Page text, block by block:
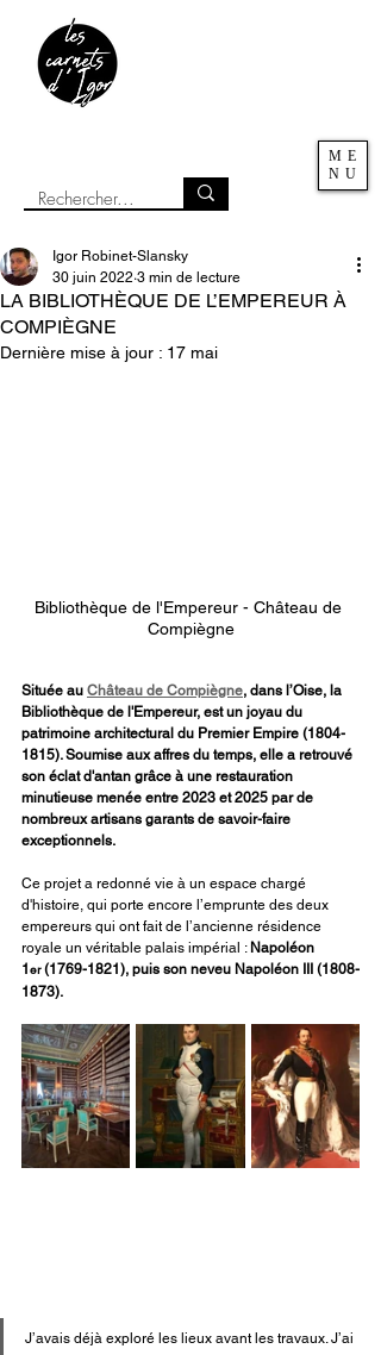
ME
NU
LA BIBLIOTHÈQUE DE L’EMPEREUR À
COMPIÈGNE
Igor Robinet-Slansky
30 juin 2022 3 min de lecture
Dernière mise à jour : 17 mai
Bibliothèque de l'Empereur - Château de
Compiègne
Située au Château de Compiègne, dans l’Oise, la
Bibliothèque de l'Empereur, est un joyau du
patrimoine architectural du Premier Empire (1804-
1815). Soumise aux affres du temps, elle a retrouvé
son éclat d'antan grâce à une restauration
minutieuse menée entre 2023 et 2025 par de
nombreux artisans garants de savoir-faire
exceptionnels.
Ce projet a redonné vie à un espace chargé
d'histoire, qui porte encore l’emprunte des deux
empereurs qui ont fait de l’ancienne résidence
royale un véritable palais impérial : Napoléon
1er (1769-1821), puis son neveu Napoléon III (1808-
1873).
J’avais déjà exploré les lieux avant les travaux. J’ai